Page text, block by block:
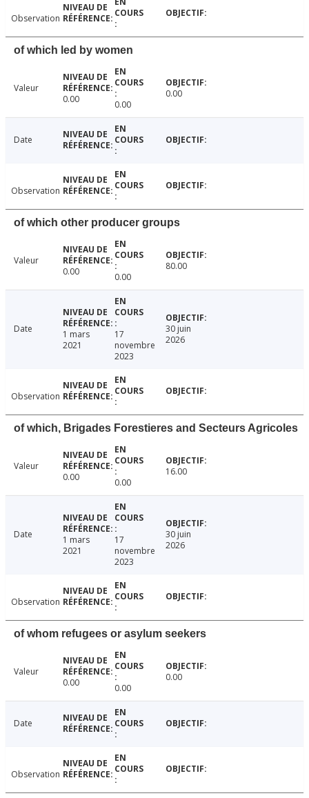
Observation
of which led by women
Valeur
0.00
0.00
0.00
Date
Observation
of which other producer groups
Valeur
0.00
0.00
80.00
Date
1 mars
2021
17
novembre
2023
30 juin
2026
Observation
of which, Brigades Forestieres and Secteurs Agricoles
Valeur
0.00
0.00
16.00
Date
1 mars
2021
17
novembre
2023
30 juin
2026
Observation
of whom refugees or asylum seekers
Valeur
0.00
0.00
0.00
Date
Observation